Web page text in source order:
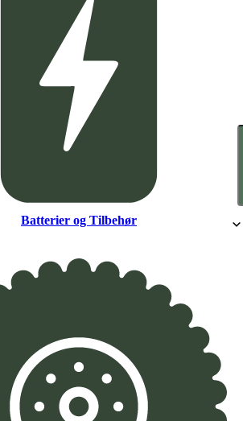
Batterier og Tilbehør